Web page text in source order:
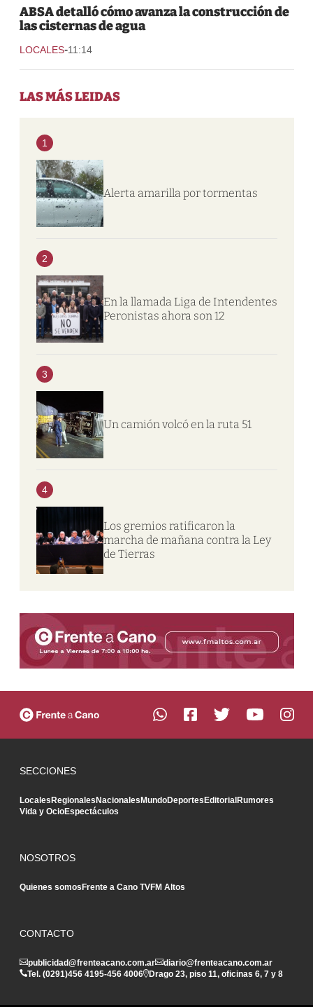
ABSA detalló cómo avanza la construcción de
las cisternas de agua
LOCALES-11:14
LAS MÁS LEIDAS
1
Alerta amarilla por tormentas
2
En la llamada Liga de Intendentes
Peronistas ahora son 12
3
Un camión volcó en la ruta 51
4
Los gremios ratificaron la
marcha de mañana contra la Ley
de Tierras
SECCIONES
LocalesRegionalesNacionalesMundoDeportesEditorialRumores
Vida y OcioEspectáculos
NOSOTROS
Quienes somosFrente a Cano TVFM Altos
CONTACTO
publicidad@frenteacano.com.ar
diario@frenteacano.com.ar
Tel. (0291)456 4195-456 4006 Drago 23, piso 11, oficinas 6, 7 y 8